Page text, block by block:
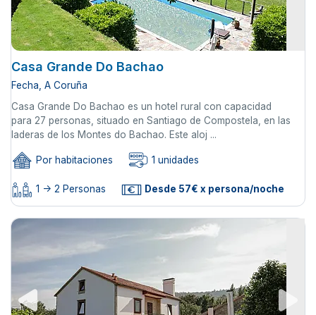
Casa Grande Do Bachao
Fecha, A Coruña
Casa Grande Do Bachao es un hotel rural con capacidad
para 27 personas, situado en Santiago de Compostela, en las
laderas de los Montes do Bachao. Este aloj ...
Por habitaciones 1 unidades
1 -> 2 Personas Desde 57€ x persona/noche